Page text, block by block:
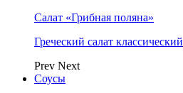
Салат «Грибная поляна»
Греческий салат классический
Prev Next
Соусы